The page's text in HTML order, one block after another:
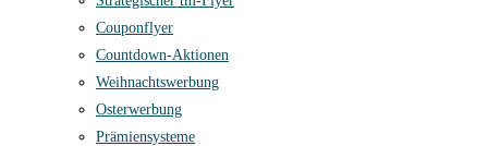
Couponflyer
Countdown-Aktionen
Weihnachtswerbung
Osterwerbung
Prämiensysteme